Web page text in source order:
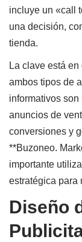
incluye un «call
una decisión,
tienda.
La clave está
ambos tipos de
informativos
anuncios de
conversiones y
**Buzoneo.
importante
estratégica para
Diseño